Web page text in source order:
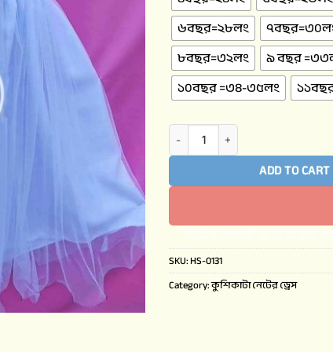
৬বছর=২৮লং
৮বছর=৩২লং
৯ বছর
১০বছর =৩৪-৩৫লং
ADD TO CART
SKU:HS-0131
Category:কুশিকাটা নেটের ড্রেস